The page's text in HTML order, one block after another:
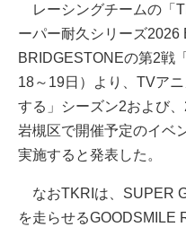
レーシングチームの「
ーパー耐久シリーズ2026
BRIDGESTONEの第2戦
18～19日）より、TVア
する」シーズン2および
岩槻区で開催予定のイベ
実施すると発表した。
なおTKRIは、SUPER
を走らせるGOODSMILE